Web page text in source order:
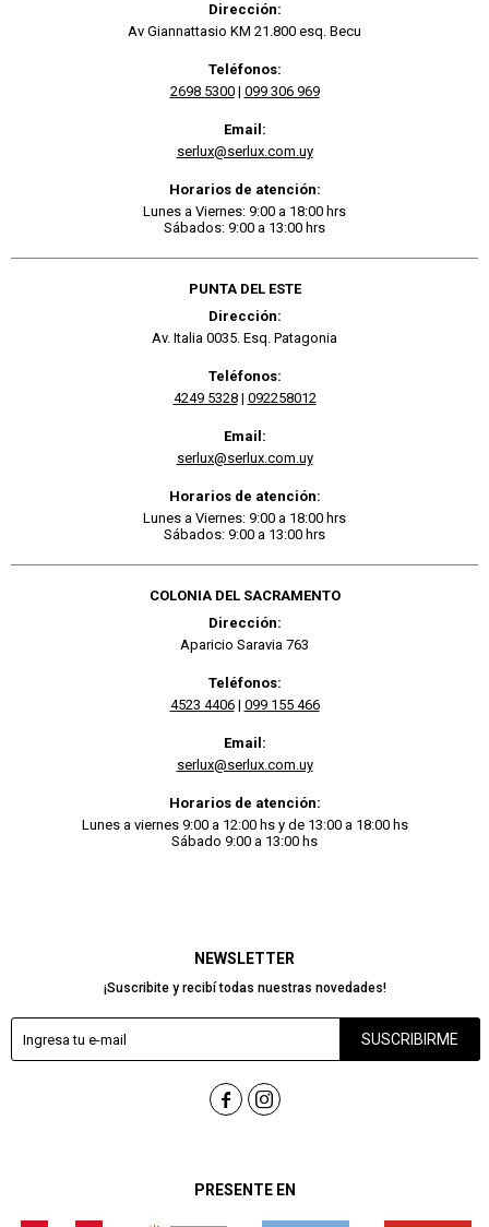
PRESENTE EN
NEWSLETTER
¡Suscribite y recibí todas nuestras novedades!
SUSCRIBIRME
 
Dirección:
Av Giannattasio KM 21.800 esq. Becu
Teléfonos:
2698 5300| 099 306 969
Email:
serlux@serlux.com.uy
Horarios de atención:
Lunes a Viernes: 9:00 a 18:00 hrs
Sábados: 9:00 a 13:00 hrs
PUNTA DEL ESTE
Dirección:
Av. Italia 0035. Esq. Patagonia
Teléfonos:
4249 5328| 092258012
Email:
serlux@serlux.com.uy
Horarios de atención:
Lunes a Viernes: 9:00 a 18:00 hrs
Sábados: 9:00 a 13:00 hrs
COLONIA DEL SACRAMENTO
Dirección:
Aparicio Saravia 763
Teléfonos:
4523 4406| 099 155 466
Email:
serlux@serlux.com.uy
Horarios de atención:
Lunes a viernes 9:00 a 12:00 hs y de 13:00 a 18:00 hs
Sábado 9:00 a 13:00 hs